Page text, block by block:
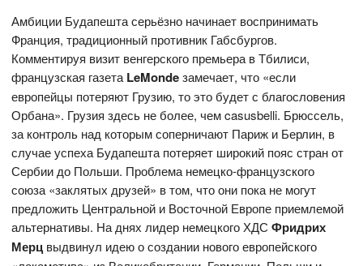
Амбиции Будапешта серьёзно начинает воспринимать
Франция, традиционный противник Габсбургов.
Комментируя визит венгерского премьера в Тбилиси,
французская газета LeMondeзамечает, что «если
европейцы потеряют Грузию, то это будет с благословения
Орбана». Грузия здесь не более, чем casusbelli. Брюссель,
за контроль над которым соперничают Париж и Берлин, в
случае успеха Будапешта потеряет широкий пояс стран от
Сербии до Польши. Проблема немецко-французского
союза «заклятых друзей» в том, что они пока не могут
предложить Центральной и Восточной Европе приемлемой
альтернативы. На днях лидер немецкого ХДСФридрих
Мерц выдвинул идею о создании нового европейского